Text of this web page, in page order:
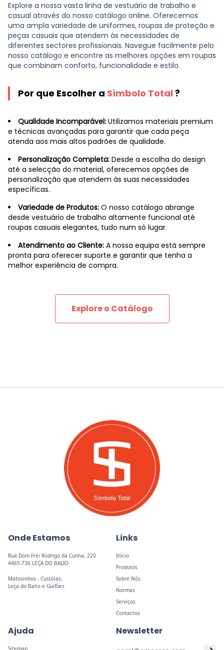
Explore a nossa vasta linha de vestuário de trabalho e
casual através do nosso catálogo online. Oferecemos
uma ampla variedade de uniformes, roupas de proteção e
peças casuais que atendem às necessidades de
diferentes sectores profissionais. Navegue facilmente pelo
nosso catálogo e encontre as melhores opções em roupas
que combinam conforto, funcionalidade e estilo.
Por que Escolher a Símbolo Total ?
Qualidade Incomparável: Utilizamos materiais premium
e técnicas avançadas para garantir que cada peça
atenda aos mais altos padrões de qualidade.
Personalização Completa: Desde a escolha do design
até a selecção do material, oferecemos opções de
personalização que atendem às suas necessidades
específicas.
Variedade de Produtos: O nosso catálogo abrange
desde vestuário de trabalho altamente funcional até
roupas casuais elegantes, tudo num só lugar.
Atendimento ao Cliente: A nossa equipa está sempre
pronta para oferecer suporte e garantir que tenha a
melhor experiência de compra.
Explore o Catálogo
Onde Estamos
Rua Dom Frei Rodrigo da Cunha, 220
4465-736 LEÇA DO BALIO
Matosinhos - Custóias,
Leça do Balio e Guifões
Links
Início
Produtos
Sobre Nós
Normas
Serviços
Contactos
Ajuda
Sitemap
Newsletter